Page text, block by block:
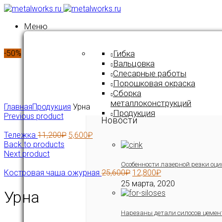
Меню
Гибка
Вальцовка
Слесарные работы
Порошковая окраска
Сборка
металлоконструкций
Продукция
Новости
Особенности лазерной резки
25 марта, 2020
Нарезаны детали силосов
-50%
ГлавнаяПродукция Урна
Previous product
Тележка 11,200₽ 5,600₽
Back to products
Next product
Костровая чаша ожурная 25,600₽ 12,800₽
Урна